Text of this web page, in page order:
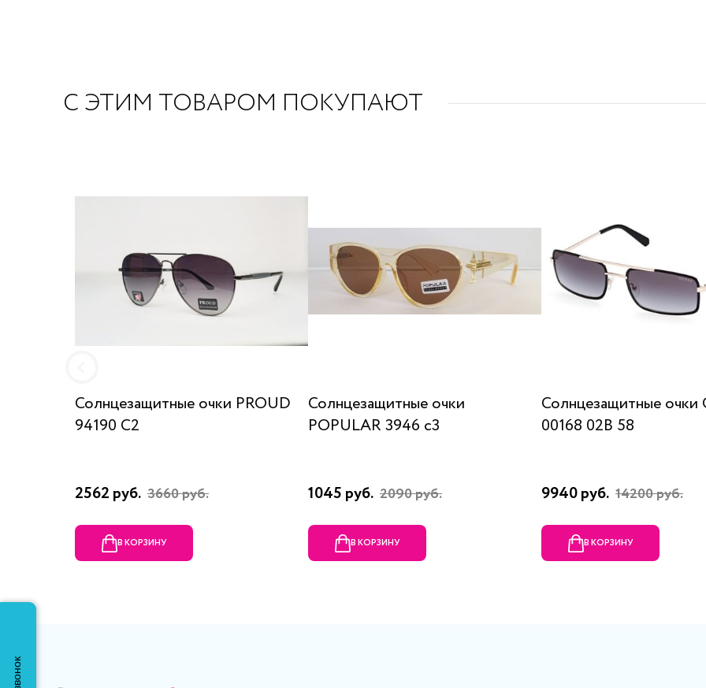
С ЭТИМ ТОВАРОМ ПОКУПАЮТ
Солнцезащитные очки PROUD
94190 C2
2562 руб. 3660 руб.
В КОРЗИНУ
Солнцезащитные очки
POPULAR 3946 c3
1045 руб. 2090 руб.
В КОРЗИНУ
Солнцезащитные очки
00168 02B 58
9940 руб. 14200 руб.
В КОРЗИНУ